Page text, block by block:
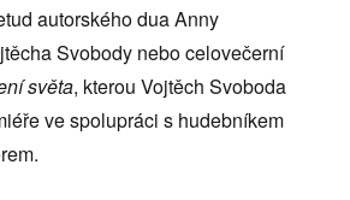
autorského dua Anny
Svobody nebo celovečerní
světa, kterou Vojtěch Svoboda
ve spolupráci s hudebníkem